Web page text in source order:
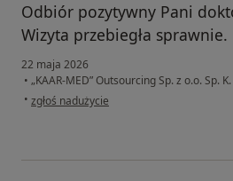
Odbiór pozytywny Pani
Wizyta przebiegła sprawnie.
22 maja 2026
• „KAAR-MED” Outsourcing Sp. z o.o. Sp. K.
• w opinii użytkownika RS
zgłoś nadużycie